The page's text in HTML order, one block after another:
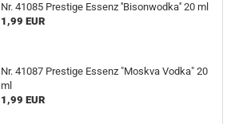
Nr. 41085 Prestige Essenz ''Bisonwodka'' 20 ml
1,99 EUR
Nr. 41087 Prestige Essenz "Moskva Vodka" 20
ml
1,99 EUR